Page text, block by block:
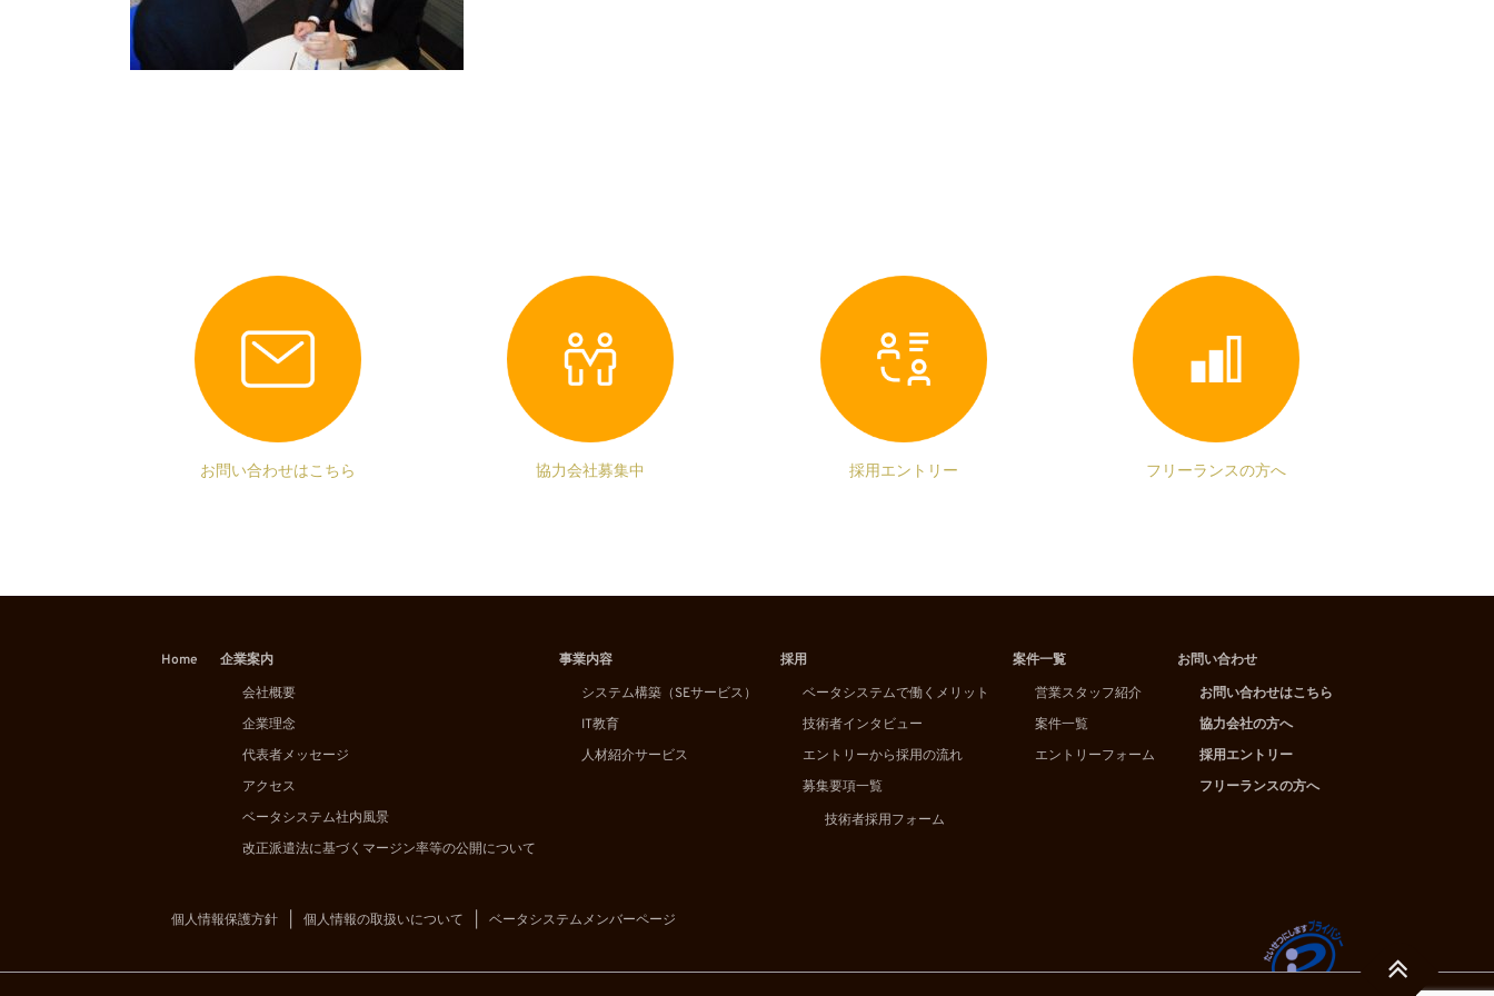
お問い合わせはこちら 協力会社募集中 採用エントリー フリーランスの方へ
Home
企業案内
会社概要
企業理念
代表者メッセージ
アクセス
ベータシステム社内風景
改正派遣法に基づくマージン率等の公開について
事業内容
システム構築（SEサービス）
IT教育
人材紹介サービス
採用
ベータシステムで働くメリット
技術者インタビュー
エントリーから採用の流れ
募集要項一覧
技術者採用フォーム
案件一覧
営業スタッフ紹介
案件一覧
エントリーフォーム
お問い合わせ
お問い合わせはこちら
協力会社の方へ
採用エントリー
フリーランスの方へ
個人情報保護方針 個人情報の取扱いについて ベータシステムメンバーページ